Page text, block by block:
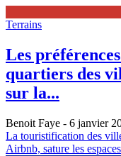
Terrains
Les
quartiers des
sur la...
Benoit Faye - 6 janvier
La touristification des
Airbnb, sature les